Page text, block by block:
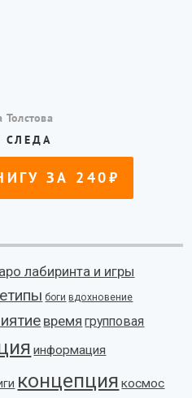
лабиринта и игры
боги вдохновение
время групповая
информация
концепция космос